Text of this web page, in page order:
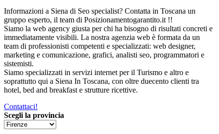
Informazioni a Siena di Seo specialist? Contatta in Toscana un
gruppo esperto, il team di Posizionamentogarantito.it !!
Siamo la web agency giusta per chi ha bisogno di risultati concreti e
immediatamente visibili. La nostra agenzia web è formata da un
team di professionisti competenti e specializzati: web designer,
marketing e comunicazione, grafici, analisti seo, programmatori e
sistemisti.
Siamo specializzati in servizi internet per il Turismo e altro e
soprattutto qui a Siena In Toscana, con oltre duecento clienti tra
hotel, bed and breakfast e strutture ricettive.
Contattaci!
Scegli la provincia